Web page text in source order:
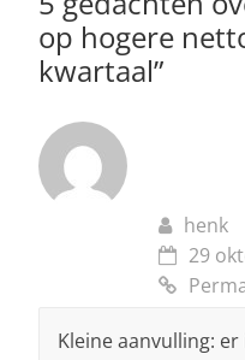
k
op hogere
kwartaal”
henk
29
Kleine aanvulling: